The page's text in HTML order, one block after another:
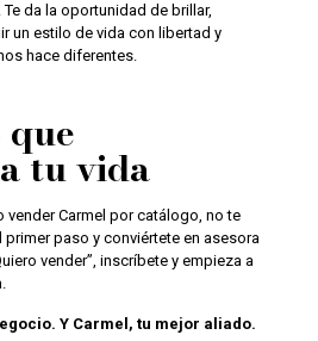
da la oportunidad de brillar,
un estilo de vida con libertad y
hace diferentes.
que
tu vida
vender Carmel por catálogo, no te
paso y conviértete en asesora
vender”, inscríbete y empieza a
Y Carmel, tu mejor aliado.